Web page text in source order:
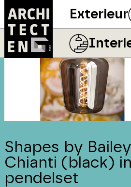
Exterieur
Shapes by
Chianti (black)
pendelset